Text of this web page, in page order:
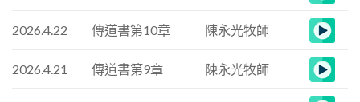
2026.4.22 傳道書第10章 陳永光牧師
2026.4.21 傳道書第9章 陳永光牧師